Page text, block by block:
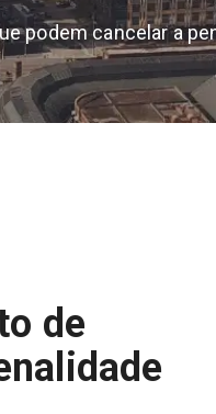
podem cancelar a
de